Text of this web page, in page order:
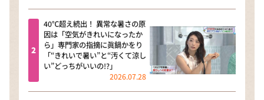
40℃超え続出！ 異常な暑さの原
因は「空気がきれいになったか
ら」専門家の指摘に眞鍋かをり
「“きれいで暑い”と“汚くて涼し
い”どっちがいいの!?」
2026.07.28